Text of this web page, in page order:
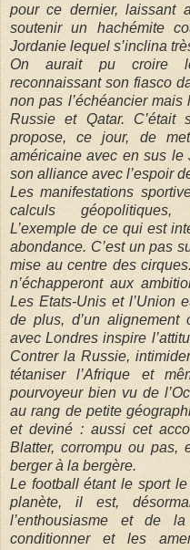
pour ce dernier, laissant
soutenir un hachémite
Jordanie lequel s’inclina
On aurait pu croire
reconnaissant son fiasco
non pas l’échéancier
Russie et Qatar. C’était
propose, ce jour, de
américaine avec en sus
son alliance avec l’espoir
Les manifestations
calculs géopolitiques,
L’exemple de ce qui est
abondance. C’est un pas
mise au centre des
n’échapperont aux
Les Etats-Unis et l’Union
de plus, d’un
avec Londres inspire
Contrer la Russie,
tétaniser l’Afrique et
pourvoyeur bien vu de
au rang de petite
et deviné : aussi cet
Blatter, corrompu ou pas,
berger à la bergère.
Le football étant le sport
planète, il est,
l’enthousiasme et de
conditionner et les